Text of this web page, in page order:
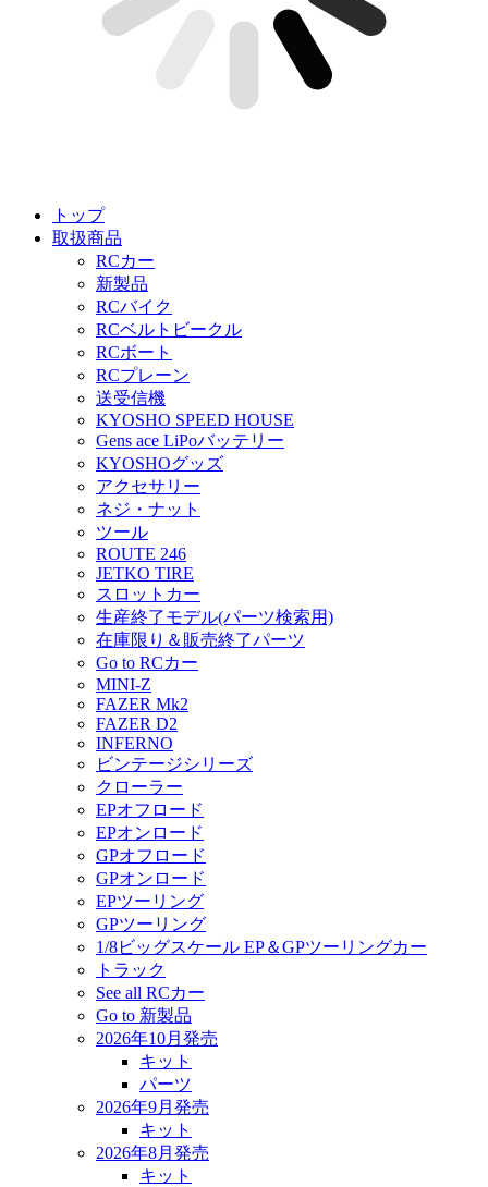
トップ
取扱商品
RCカー
新製品
RCバイク
RCベルトビークル
RCボート
RCプレーン
送受信機
KYOSHO SPEED HOUSE
Gens ace LiPoバッテリー
KYOSHOグッズ
アクセサリー
ネジ・ナット
ツール
ROUTE 246
JETKO TIRE
スロットカー
生産終了モデル(パーツ検索用)
在庫限り＆販売終了パーツ
Go to RCカー
MINI-Z
FAZER Mk2
FAZER D2
INFERNO
ビンテージシリーズ
クローラー
EPオフロード
EPオンロード
GPオフロード
GPオンロード
EPツーリング
GPツーリング
1/8ビッグスケール EP＆GPツーリングカー
トラック
See all RCカー
Go to 新製品
2026年10月発売
キット
パーツ
2026年9月発売
キット
2026年8月発売
キット